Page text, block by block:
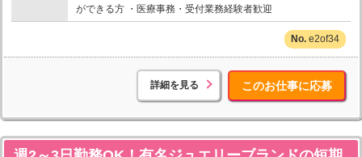
ができる方 ・医療事務・受付業務経験者歓迎
e2of34
詳細を見る このお仕事に応募